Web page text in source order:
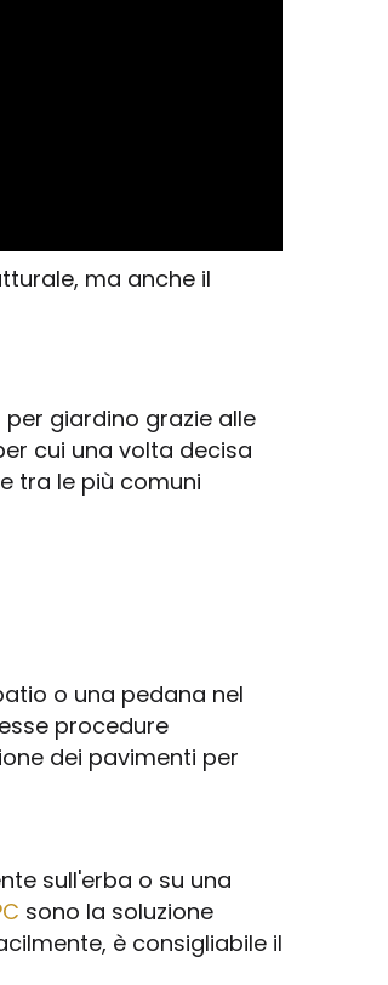
ma anche il
giardino grazie alle
cui una volta decisa
e tra le più comuni
o una pedana nel
procedure
dei pavimenti per
sull'erba o su una
sono la soluzione
è consigliabile il